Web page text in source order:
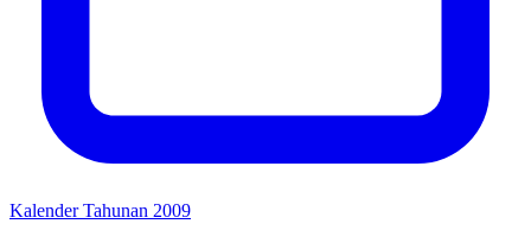
Kalender Tahunan 2009